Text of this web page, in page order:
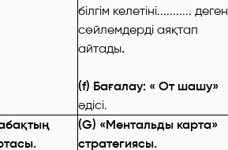
білгім келетіні........... деген
сөйлемдерді аяқтап
айтады.
(f) Бағалау: « От шашу»
әдісі.
(G) «Ментальды карта»
стратегиясы.